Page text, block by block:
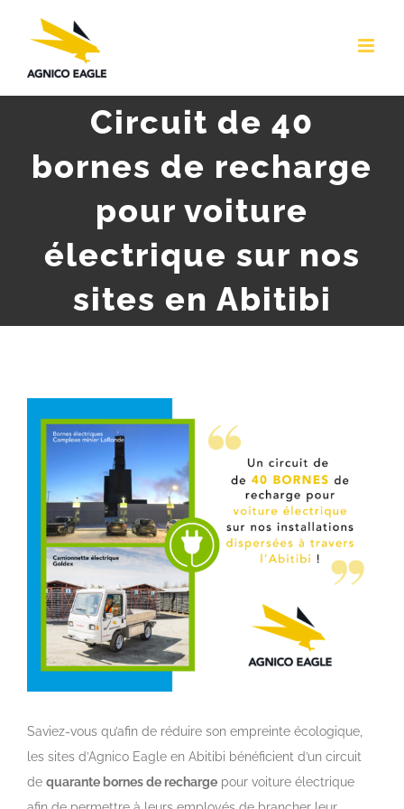
Circuit de 40
bornes de recharge
pour voiture
électrique sur nos
sites en Abitibi
Larger
Saviez-vous qu’afin de réduire son empreinte écologique,
les sites d’Agnico Eagle en Abitibi bénéficient d’un circuit
de quarante bornes de recharge pour voiture électrique